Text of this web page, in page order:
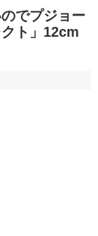
でプジョー
ト」12cm